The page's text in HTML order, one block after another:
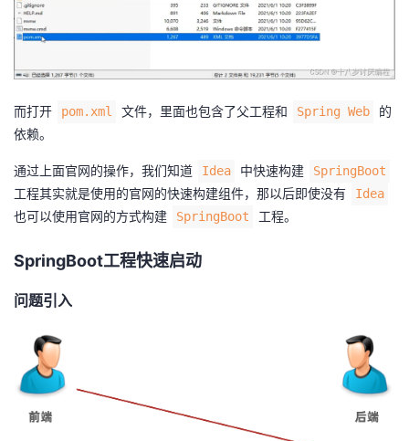
而打开 pom.xml 文件，里面也包含了父工程和 Spring Web
的
依赖。
通过上面官网的操作，我们知道 Idea 中快速构建 SpringBoot
工程其实就是使用的官网的快速构建组件，那以后即使没有 Idea
也可以使用官网的方式构建 SpringBoot 工程。
SpringBoot工程快速启动
问题引入